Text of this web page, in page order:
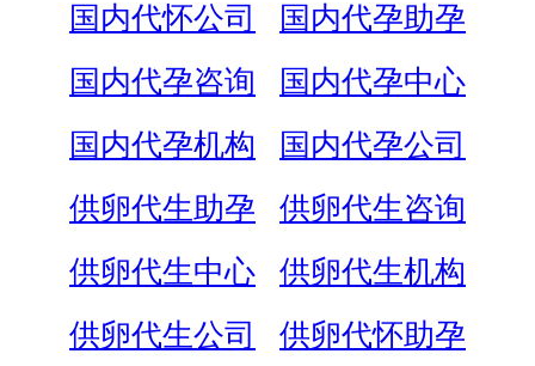
国内代怀公司
国内代孕助孕
国内代孕咨询
国内代孕中心
国内代孕机构
国内代孕公司
供卵代生助孕
供卵代生咨询
供卵代生中心
供卵代生机构
供卵代生公司
供卵代怀助孕